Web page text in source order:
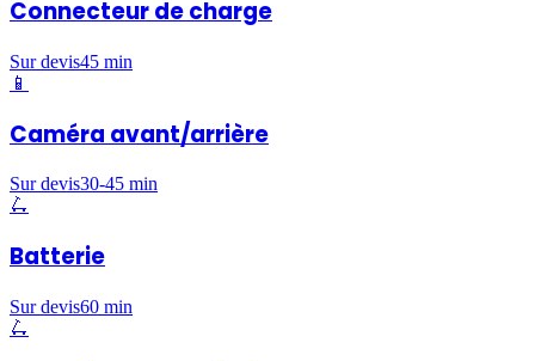
Connecteur de charge
Sur devis45 min
📱
Caméra avant/arrière
Sur devis30-45 min
🛴
Batterie
Sur devis60 min
🛴